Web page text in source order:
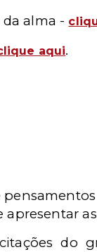
alma -
aqui.
apresentar
do